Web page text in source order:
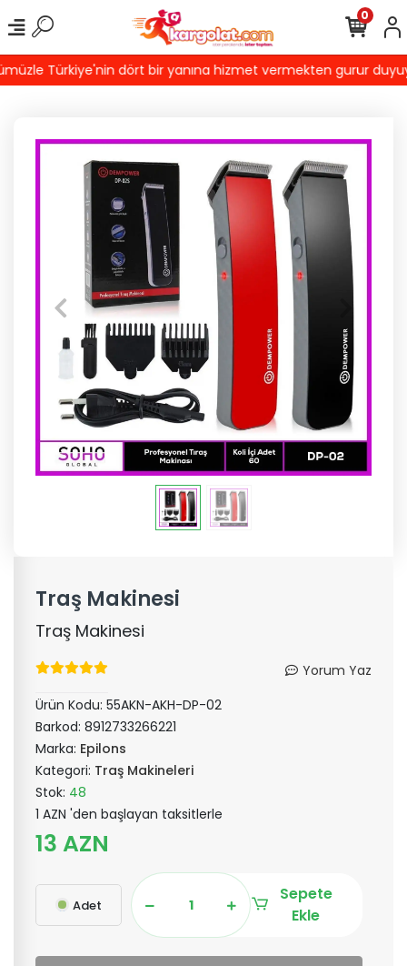
Türkiye'nin dört bir yanına hizmet vermekten gurur
0
Traş Makinesi
Traş Makinesi
Yorum Yaz
Ürün Kodu: 55AKN-AKH-DP-02
Barkod: 8912733266221
Marka: Epilons
Kategori: Traş Makineleri
Stok: 48
1 AZN 'den başlayan taksitlerle
13 AZN
Adet
Sepete
Ekle